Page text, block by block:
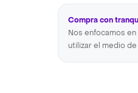
Compra con
Nos enfocamos
utilizar el medio